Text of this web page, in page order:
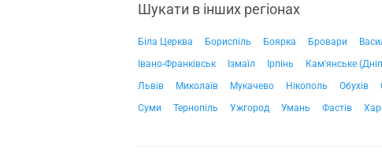
Шукати в інших регіонах
Біла Церква Бориспіль Боярка Бровари
Івано-Франківськ
Ізмаїл Ірпінь Кам'янське
Львів
Миколаїв Мукачево Нікополь Обухів
Суми
Тернопіль Ужгород Умань Фастів